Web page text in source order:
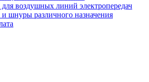
воздушных линий электропередач
шнуры различного назначения